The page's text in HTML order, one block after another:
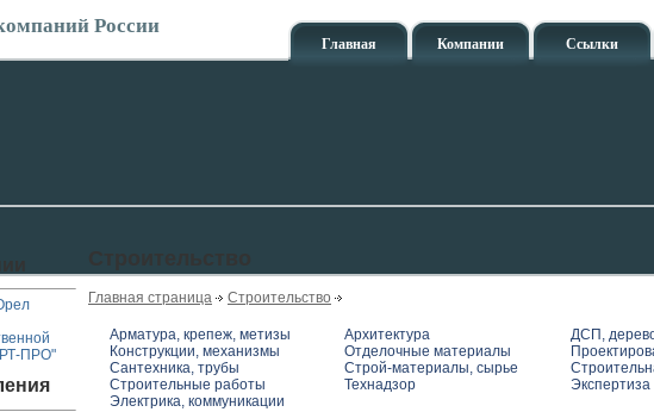
России
Главная Компании Ссылки
ПРО"
Главная страница Строительство
Арматура, крепеж, метизы Архитектура
ДСП,
Конструкции, механизмы
Отделочные материалы
Сантехника, трубы
Строй-материалы, сырье
Строительные работы
Технадзор
Экспертиза
Электрика, коммуникации